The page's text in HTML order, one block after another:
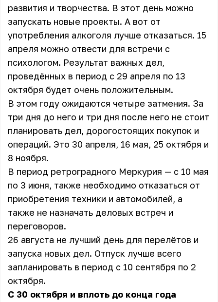
развития и творчества. В этот день можно
запускать новые проекты. А вот от
употребления алкоголя лучше отказаться. 15
апреля можно отвести для встречи с
психологом. Результат важных дел,
проведённых в период с 29 апреля по 13
октября будет очень положительным.
В этом году ожидаются четыре затмения. За
три дня до него и три дня после него не стоит
планировать дел, дорогостоящих покупок и
операций. Это 30 апреля, 16 мая, 25 октября и
8 ноября.
В период ретроградного Меркурия — с 10 мая
по 3 июня, также необходимо отказаться от
приобретения техники и автомобилей, а
также не назначать деловых встреч и
переговоров.
26 августа не лучший день для перелётов и
запуска новых дел. Отпуск лучше всего
запланировать в период с 10 сентября по 2
октября.
С 30 октября и вплоть до конца года